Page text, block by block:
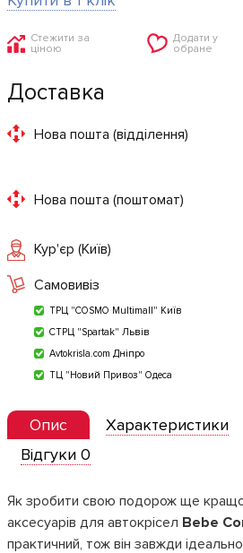
Стежити за
ціною
Додати у
обране
Доставка
Нова пошта (відділення)
Нова пошта (поштомат)
Кур'єр (Київ)
Самовивіз
ТРЦ "COSMO Multimall" Київ
СТРЦ "Spartak" Львів
Avtokrisla.com Дніпро
ТЦ "Новий Привоз" Одеса
Опис Характеристики
Відгуки 0
Як зробити свою подорож ще
аксесуарів для автокрісел Bebe
практичний, тож він завжди